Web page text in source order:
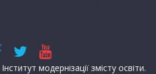
модернізації змісту освіти.